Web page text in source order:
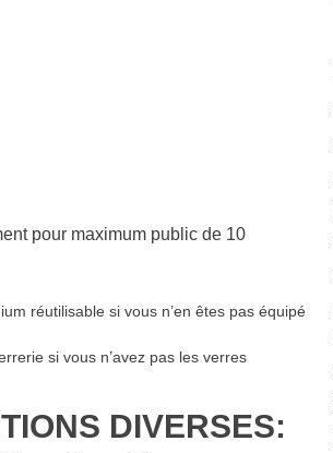
pour maximum public de 10
réutilisable si vous n’en êtes pas équipé
si vous n’avez pas les verres
DIVERSES: